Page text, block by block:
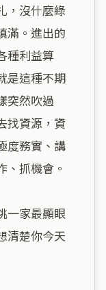
，沒什麼綠
滿。進出的
種利益算
是這種不期
突然吹過
找資源，資
度務實、講
、抓機會。
一家最顯眼
清楚你今天